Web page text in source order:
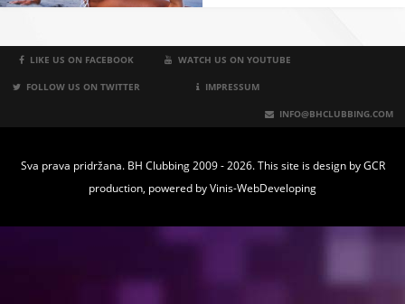
LIKE US ON FACEBOOK WATCH US ON YOUTUBE
FOLLOW US ON TWITTER IMPRESSUM
INFO@BHCLUBBING.COM
Sva prava pridržana. BH Clubbing 2009 - 2026. This site is design byGCR
production, powered byVinis-WebDeveloping